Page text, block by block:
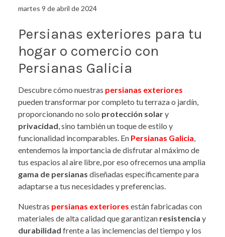
martes 9 de abril de 2024
Persianas exteriores para tu
hogar o comercio con
Persianas Galicia
Descubre cómo nuestras persianas exteriores
pueden transformar por completo tu terraza o jardín,
proporcionando no solo protección solary
privacidad, sino también un toque de estilo y
funcionalidad incomparables. En Persianas Galicia,
entendemos la importancia de disfrutar al máximo de
tus espacios al aire libre, por eso ofrecemos una amplia
gama de persianas diseñadas específicamente para
adaptarse a tus necesidades y preferencias.
Nuestras persianas exteriores están fabricadas con
materiales de alta calidad que garantizan resistencia y
durabilidad frente a las inclemencias del tiempo y los